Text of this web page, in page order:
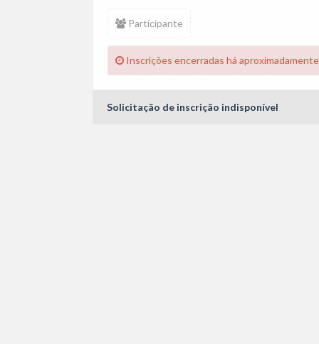
Participante
Inscrições encerradas há
Solicitação de inscrição indisponível